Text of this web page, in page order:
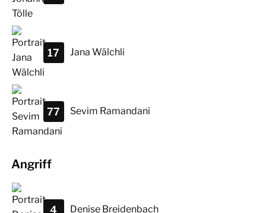
Jana Wälchli
17
Sevim Ramandani
77
Angriff
Denise Breidenbach
4